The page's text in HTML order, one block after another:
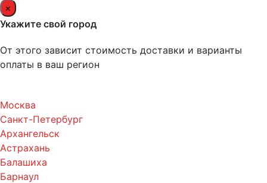
×
Укажите свой город
От этого зависит стоимость доставки и варианты
оплаты в ваш регион
Москва
Санкт-Петербург
Архангельск
Астрахань
Балашиха
Барнаул